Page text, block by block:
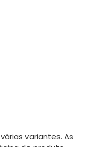
variantes. As